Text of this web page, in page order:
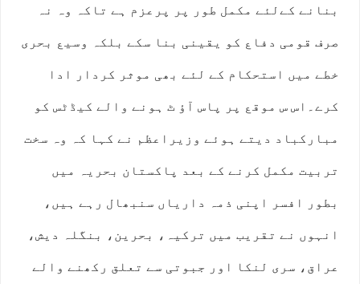
بنانے کےلئے مکمل طور پر پرعزم ہے تاکہ وہ نہ
صرف قومی دفاع کو یقینی بنا سکے بلکہ وسیع بحری
خطے میں استحکام کے لئے بھی موثر کردار ادا
کرے۔اس س موقع پر پاس آﺅ ٹ ہونے والے کیڈٹس کو
مبارکباد دیتے ہوئے وزیراعظم نے کہا کہ وہ سخت
تربیت مکمل کرنے کے بعد پاکستان بحریہ میں
بطور افسر اپنی ذمہ داریاں سنبھال رہے ہیں،
انہوں نے تقریب میں ترکیہ، بحرین، بنگلہ دیش،
عراق، سری لنکا اور جبوتی سے تعلق رکھنے والے